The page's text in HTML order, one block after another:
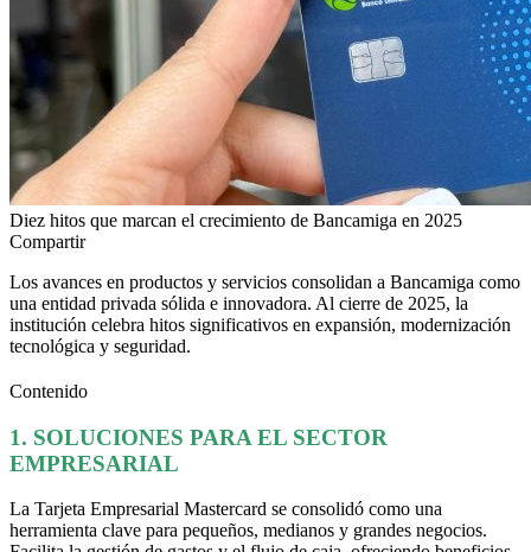
Diez hitos que marcan el crecimiento de Bancamiga en 2025
Compartir
Los avances en productos y servicios consolidan a Bancamiga como
una entidad privada sólida e innovadora. Al cierre de 2025, la
institución celebra hitos significativos en expansión, modernización
tecnológica y seguridad.
Contenido
1. SOLUCIONES PARA EL SECTOR
EMPRESARIAL
La Tarjeta Empresarial Mastercard se consolidó como una
herramienta clave para pequeños, medianos y grandes negocios.